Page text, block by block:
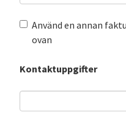
Använd en annan
ovan
Kontaktuppgifter